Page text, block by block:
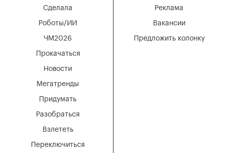
Мегатренды
Придумать
Разобраться
Взлететь
Новости
Переключиться
Сделала
Роботы/ИИ
ЧМ2026
Прокачаться
Вакансии
Реклама
Предложить колонку